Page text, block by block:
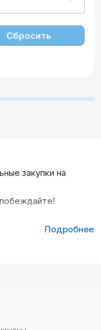
Сбросить
закупки на
Подробнее